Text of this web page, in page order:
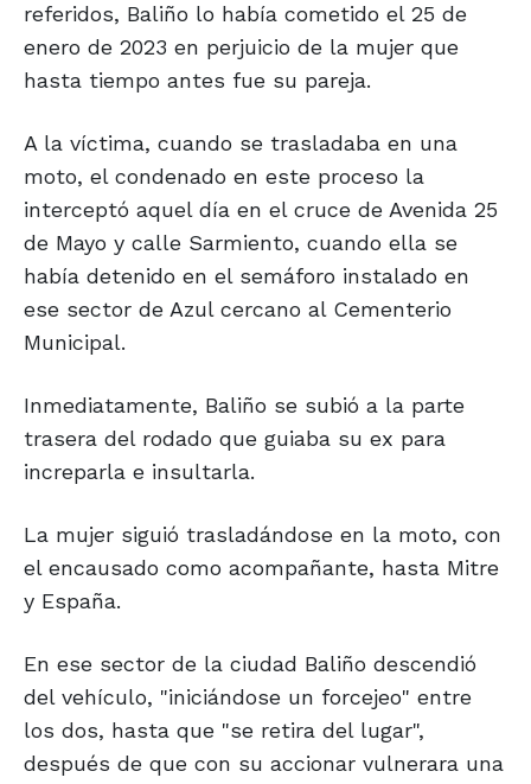
referidos, Baliño lo había cometido el 25 de
enero de 2023 en perjuicio de la mujer que
hasta tiempo antes fue su pareja.
A la víctima, cuando se trasladaba en una
moto, el condenado en este proceso la
interceptó aquel día en el cruce de Avenida 25
de Mayo y calle Sarmiento, cuando ella se
había detenido en el semáforo instalado en
ese sector de Azul cercano al Cementerio
Municipal.
Inmediatamente, Baliño se subió a la parte
trasera del rodado que guiaba su ex para
increparla e insultarla.
La mujer siguió trasladándose en la moto, con
el encausado como acompañante, hasta Mitre
y España.
En ese sector de la ciudad Baliño descendió
del vehículo, "iniciándose un forcejeo" entre
los dos, hasta que "se retira del lugar",
después de que con su accionar vulnerara una